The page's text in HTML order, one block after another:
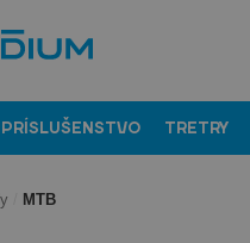
PRÍSLUŠENSTVO TRETRY
MTB